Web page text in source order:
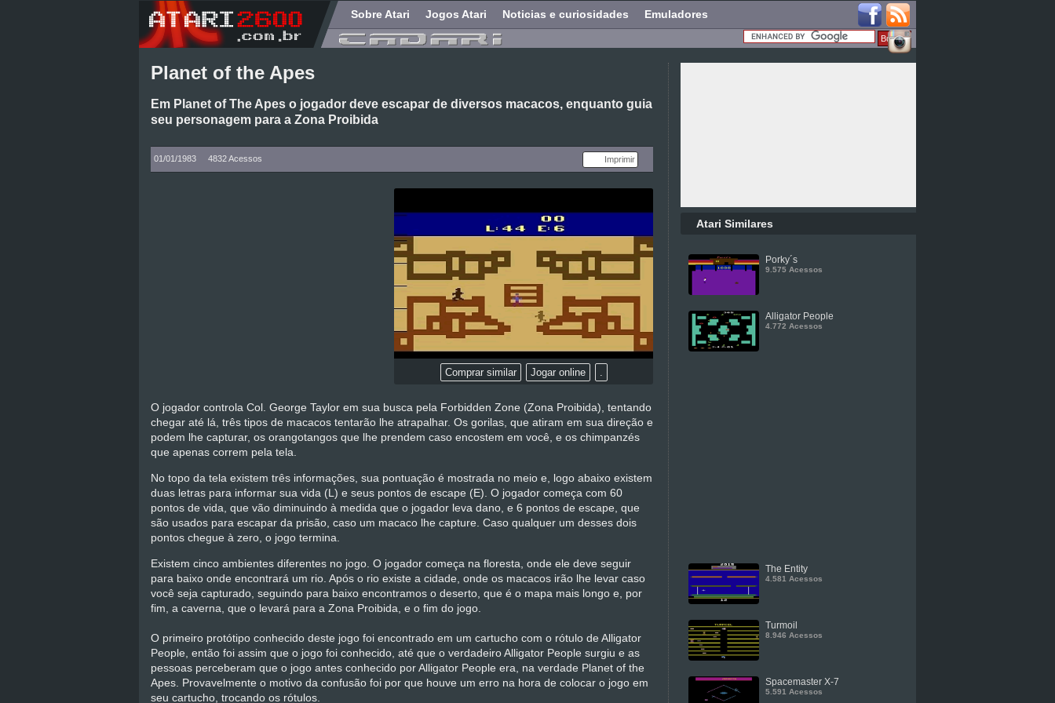
Sobre Atari Jogos Atari Noticias e curiosidades Emuladores
Planet of the Apes
Em Planet of The Apes o jogador deve escapar de diversos macacos, enquanto guia
seu personagem para a Zona Proibida
01/01/1983 4832 Acessos Imprimir
Comprar similar Jogar online
O jogador controla Col. George Taylor em sua busca pela Forbidden Zone (Zona Proibida), tentando
chegar até lá, três tipos de macacos tentarão lhe atrapalhar. Os gorilas, que atiram em sua direção e
podem lhe capturar, os orangotangos que lhe prendem caso encostem em você, e os chimpanzés
que apenas correm pela tela.
No topo da tela existem três informações, sua pontuação é mostrada no meio e, logo abaixo existem
duas letras para informar sua vida (L) e seus pontos de escape (E). O jogador começa com 60
pontos de vida, que vão diminuindo à medida que o jogador leva dano, e 6 pontos de escape, que
são usados para escapar da prisão, caso um macaco lhe capture. Caso qualquer um desses dois
pontos chegue à zero, o jogo termina.
Existem cinco ambientes diferentes no jogo. O jogador começa na floresta, onde ele deve seguir
para baixo onde encontrará um rio. Após o rio existe a cidade, onde os macacos irão lhe levar caso
você seja capturado, seguindo para baixo encontramos o deserto, que é o mapa mais longo e, por
fim, a caverna, que o levará para a Zona Proibida, e o fim do jogo.
O primeiro protótipo conhecido deste jogo foi encontrado em um cartucho com o rótulo de Alligator
People, então foi assim que o jogo foi conhecido, até que o verdadeiro Alligator People surgiu e as
pessoas perceberam que o jogo antes conhecido por Alligator People era, na verdade Planet of the
Apes. Provavelmente o motivo da confusão foi por que houve um erro na hora de colocar o jogo em
seu cartucho, trocando os rótulos.
Atari Similares
Porky´s
9.575 Acessos
Alligator People
4.772 Acessos
The Entity
4.581 Acessos
Turmoil
8.946 Acessos
Spacemaster X-7
5.591 Acessos